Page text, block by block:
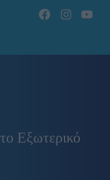
Εξωτερικό